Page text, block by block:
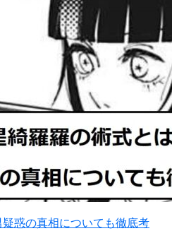
惑の真相についても徹底考